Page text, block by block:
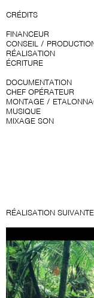
CRÉDITS
FINANCEUR
CONSEIL /
RÉALISATION
ÉCRITURE
DOCUMENTATION
CHEF OPÉRATEUR
MONTAGE /
MUSIQUE
MIXAGE SON
RÉALISATION SUIVANTE